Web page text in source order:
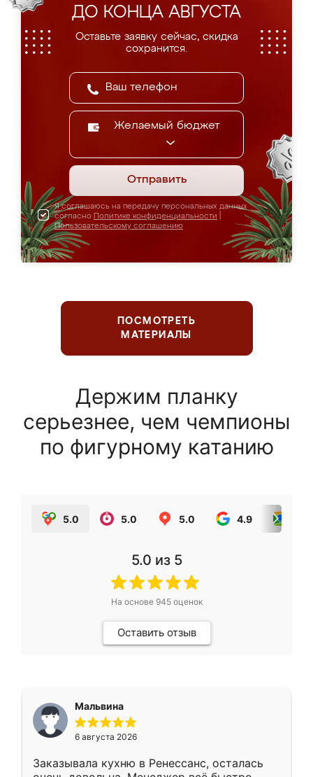
ДО КОНЦА АВГУСТА
Оставьте заявку сейчас, скидка
сохранится.
Желаемый бюджет
Отправить
Я соглашаюсь на передачу персональных данных
согласно Политике конфиденциальности
Пользовательскому соглашению
ПОСМОТРЕТЬ
МАТЕРИАЛЫ
Держим планку
серьезнее, чем чемпионы
по фигурному катанию
5.0 5.0 5.0 4.9
5.0 из 5
На основе 945оценок
Оставить отзыв
Мальвина
6 августа 2026
Заказывала кухню в Ренессанс, осталась